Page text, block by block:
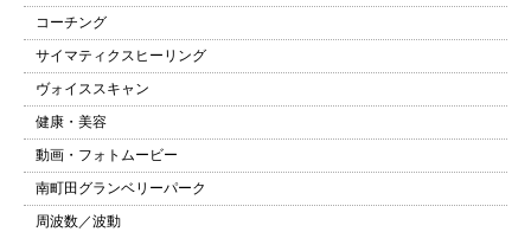
コーチング
サイマティクスヒーリング
ヴォイススキャン
健康・美容
動画・フォトムービー
南町田グランベリーパーク
周波数／波動